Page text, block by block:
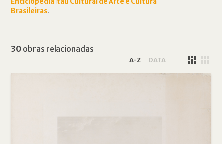
Enciclopédia Itaú Cultural de Arte e Cultura
Brasileiras.
30 obras relacionadas
A-Z DATA